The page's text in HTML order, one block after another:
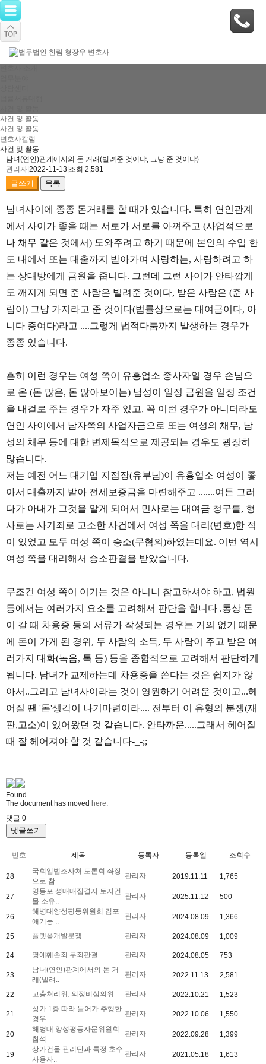
사건 및 활동
사건 및 활동
변호사칼럼
사건 및 활동
남녀(연인)관계에서의 돈 거래(빌려준 것이냐, 그냥 준 것이냐)
관리자 2022-11-13 조회 2,581
글쓰기 목록
남녀사이에 종종 돈거래를 할 때가 있습니다. 특히 연인관계
에서 사이가 좋을 때는 서로가 서로를 아껴주고 (사업적으로
나 채무 같은 것에서) 도와주려고 하기 때문에 본인의 수입 한
도 내에서 또는 대출까지 받아가며 사랑하는, 사랑하려고 하
는 상대방에게 금원을 줍니다. 그런데 그런 사이가 안타깝게
도 깨지게 되면 준 사람은 빌려준 것이다, 받은 사람은 (준 사
람이) 그냥 가지라고 준 것이다(법률상으로는 대여금이다, 아
니다 증여다)라고 ....그렇게 법적다툼까지 발생하는 경우가
종종 있습니다.
흔히 이런 경우는 여성 쪽이 유흥업소 종사자일 경우 손님으
로 온 (돈 많은, 돈 많아보이는) 남성이 일정 금원을 일정 조건
을 내걸로 주는 경우가 자주 있고, 꼭 이런 경우가 아니더라도
연인 사이에서 남자쪽의 사업자금으로 또는 여성의 채무, 남
성의 채무 등에 대한 변제목적으로 제공되는 경우도 굉장히
많습니다.
저는 예전 어느 대기업 지점장(유부남)이 유흥업소 여성이 좋
아서 대출까지 받아 전세보증금을 마련해주고 .......여튼 그러
다가 아내가 그것을 알게 되어서 민사로는 대여금 청구를, 형
사로는 사기죄로 고소한 사건에서 여성 쪽을 대리(변호)한 적
이 있었고 모두 여성 쪽이 승소(무혐의)하였는데요. 이번 역시
여성 쪽을 대리해서 승소판결을 받았습니다.
무조건 여성 쪽이 이기는 것은 아니니 참고하셔야 하고, 법원
등에서는 여러가지 요소를 고려해서 판단을 합니다 .통상 돈
이 갈 때 차용증 등의 서류가 작성되는 경우는 거의 없기 때문
에 돈이 가게 된 경위, 두 사람의 소득, 두 사람이 주고 받은 여
러가지 대화(녹음, 톡 등) 등을 종합적으로 고려해서 판단하게
됩니다. 남녀가 교제하는데 차용증을 쓴다는 것은 쉽지가 않
아서..그리고 남녀사이라는 것이 영원하기 어려운 것이고...헤
어질 땐 '돈'생각이 나기마련이라.... 전부터 이 유형의 분쟁(재
판,고소)이 있어왔던 것 같습니다. 안타까운.....그래서 헤어질
때 잘 헤어져야 할 것 같습니다-_-;;
Found
The document has moved here.
댓글 0
댓글쓰기
번호 제목 등록자 등록일 조회수
28
국회입법조사처 토론회 좌장
으로 참..
관리자 2019.11.11 1,765
27
영등포 성매매집결지 토지건
물 소유..
관리자 2025.11.12 500
26
해병대양성평등위원회 김포
애기능 ..
관리자 2024.08.09 1,366
25 플랫폼개발분쟁... 관리자 2024.08.09 1,009
24 명예훼손죄 무죄판결.... 관리자 2024.08.05 753
23
남녀(연인)관계에서의 돈 거
래(빌려..
관리자 2022.11.13 2,581
22 고충처리위, 의정비심의위.. 관리자 2022.10.21 1,523
21
상가 1층 따라 들어가 추행한
경우 ..
관리자 2022.10.06 1,550
20
해병대 양성평등자문위원회
참석...
관리자 2022.09.28 1,399
19
상가건물 관리단과 특정 호수
사용자..
관리자 2021.05.18 1,613